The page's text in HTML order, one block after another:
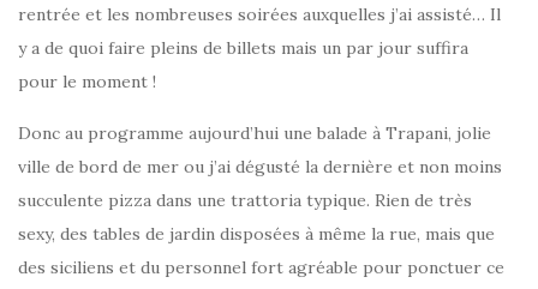
rentrée et les nombreuses soirées auxquelles j’ai assisté… Il
y a de quoi faire pleins de billets mais un par jour suffira
pour le moment !
Donc au programme aujourd’hui une balade à Trapani, jolie
ville de bord de mer ou j’ai dégusté la dernière et non moins
succulente pizza dans une trattoria typique. Rien de très
sexy, des tables de jardin disposées à même la rue, mais que
des siciliens et du personnel fort agréable pour ponctuer ce